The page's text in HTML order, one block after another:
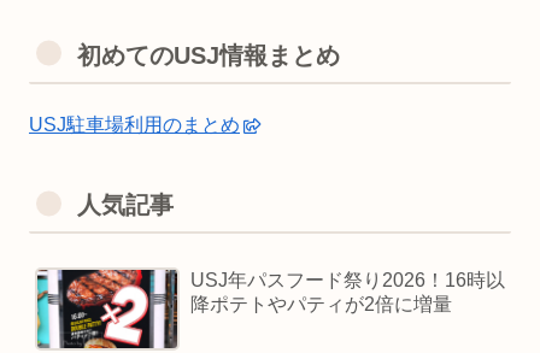
初めてのUSJ情報まとめ
USJ駐車場利用のまとめ
人気記事
USJ年パスフード祭り2026！16時以
降ポテトやパティが2倍に増量